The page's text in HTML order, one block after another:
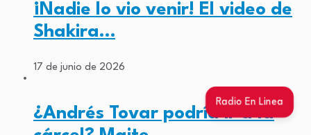
Radio En Linea
¡Nadie lo vio venir! El video de
Shakira…
17 de junio de 2026
¿Andrés Tovar podría ir a la